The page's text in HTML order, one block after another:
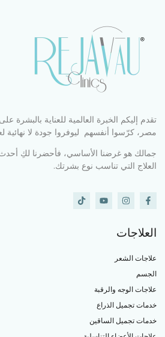
تقدم إليكم الخبرة العالمية للعناية بالبشرة
مصر، كرّسوا أنفسهم ليوفروا جودة لا نهائية
جمالك هو غرضنا الأساسي، فأحضرنا لكِ أحدث
العلاج التي تناسب نوع بشرتك.
العلاجات
علاجات الشعر
الجسم
علاجات الوجه والرقبة
خدمات تجميل الذراع
خدمات تجميل الساقين